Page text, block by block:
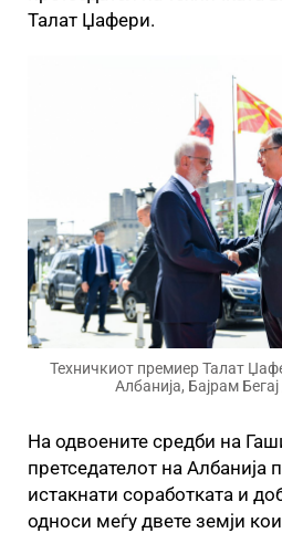
Талат Џафери.
Техничкиот премиер Талат
Албанија, Бајрам
На одвоените средби на
претседателот на Албанија
истакнати соработката и
односи меѓу двете земји